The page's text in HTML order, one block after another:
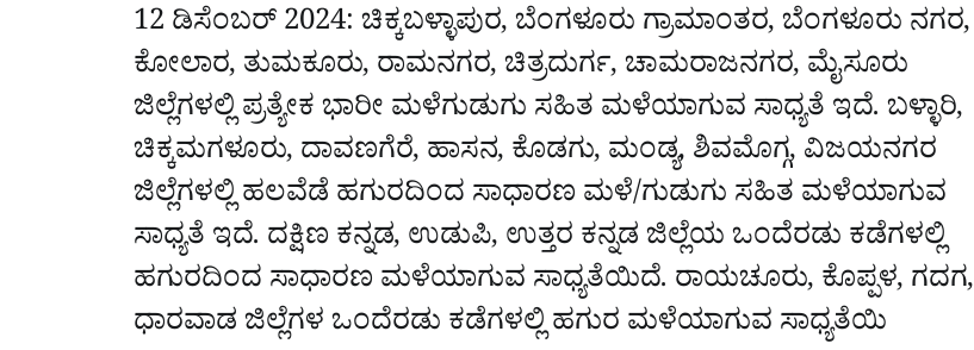
12 ಡಿಸೆಂಬರ್ 2024: ಚಿಕ್ಕಬಳ್ಳಾಪುರ, ಬೆಂಗಳೂರು ಗ್ರಾಮಾಂತರ, ಬೆಂಗಳೂರು ನಗರ,
ಕೋಲಾರ, ತುಮಕೂರು, ರಾಮನಗರ, ಚಿತ್ರದುರ್ಗ, ಚಾಮರಾಜನಗರ, ಮೈಸೂರು
ಜಿಲ್ಲೆಗಳಲ್ಲಿ ಪ್ರತ್ಯೇಕ ಭಾರೀ ಮಳೆಗುಡುಗು ಸಹಿತ ಮಳೆಯಾಗುವ ಸಾಧ್ಯತೆ ಇದೆ. ಬಳ್ಳಾರಿ,
ಚಿಕ್ಕಮಗಳೂರು, ದಾವಣಗೆರೆ, ಹಾಸನ, ಕೊಡಗು, ಮಂಡ್ಯ, ಶಿವಮೊಗ್ಗ, ವಿಜಯನಗರ
ಜಿಲ್ಲೆಗಳಲ್ಲಿ ಹಲವೆಡೆ ಹಗುರದಿಂದ ಸಾಧಾರಣ ಮಳೆ/ಗುಡುಗು ಸಹಿತ ಮಳೆಯಾಗುವ
ಸಾಧ್ಯತೆ ಇದೆ. ದಕ್ಷಿಣ ಕನ್ನಡ, ಉಡುಪಿ, ಉತ್ತರ ಕನ್ನಡ ಜಿಲ್ಲೆಯ ಒಂದೆರಡು ಕಡೆಗಳಲ್ಲಿ
ಹಗುರದಿಂದ ಸಾಧಾರಣ ಮಳೆಯಾಗುವ ಸಾಧ್ಯತೆಯಿದೆ. ರಾಯಚೂರು, ಕೊಪ್ಪಳ, ಗದಗ,
ಧಾರವಾಡ ಜಿಲ್ಲೆಗಳ ಒಂದೆರಡು ಕಡೆಗಳಲ್ಲಿ ಹಗುರ ಮಳೆಯಾಗುವ ಸಾಧ್ಯತೆಯಿ